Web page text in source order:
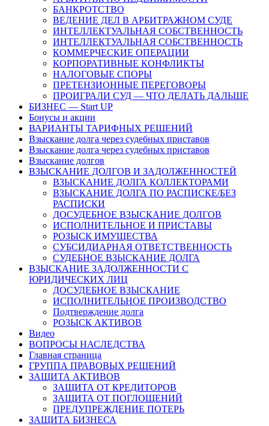
БАНКРОТСТВО
ВЕДЕНИЕ ДЕЛ В АРБИТРАЖНОМ СУДЕ
ИНТЕЛЛЕКТУАЛЬНАЯ СОБСТВЕННОСТЬ
ИНТЕЛЛЕКТУАЛЬНАЯ СОБСТВЕННОСТЬ
КОММЕРЧЕСКИЕ ОПЕРАЦИИ
КОРПОРАТИВНЫЕ КОНФЛИКТЫ
НАЛОГОВЫЕ СПОРЫ
ПРЕТЕНЗИОННЫЕ ПЕРЕГОВОРЫ
ПРОИГРАЛИ СУД — ЧТО ДЕЛАТЬ ДАЛЬШЕ
БИЗНЕС — Start UP
Бонусы и акции
ВАРИАНТЫ ТАРИФНЫХ РЕШЕНИЙ
Взыскание долга через судебных приставов
Взыскание долга через судебных приставов
Взыскание долгов
ВЗЫСКАНИЕ ДОЛГОВ И ЗАДОЛЖЕННОСТЕЙ
ВЗЫСКАНИЕ ДОЛГА КОЛЛЕКТОРАМИ
ВЗЫСКАНИЕ ДОЛГА ПО РАСПИСКЕ/БЕЗ
РАСПИСКИ
ДОСУДЕБНОЕ ВЗЫСКАНИЕ ДОЛГОВ
ИСПОЛНИТЕЛЬНОЕ И ПРИСТАВЫ
РОЗЫСК ИМУЩЕСТВА
СУБСИДИАРНАЯ ОТВЕТСТВЕННОСТЬ
СУДЕБНОЕ ВЗЫСКАНИЕ ДОЛГА
ВЗЫСКАНИЕ ЗАДОЛЖЕННОСТИ С
ЮРИДИЧЕСКИХ ЛИЦ
ДОСУДЕБНОЕ ВЗЫСКАНИЕ
ИСПОЛНИТЕЛЬНОЕ ПРОИЗВОДСТВО
Подтверждение долга
РОЗЫСК АКТИВОВ
Видео
ВОПРОСЫ НАСЛЕДСТВА
Главная страница
ГРУППА ПРАВОВЫХ РЕШЕНИЙ
ЗАЩИТА АКТИВОВ
ЗАЩИТА ОТ КРЕДИТОРОВ
ЗАЩИТА ОТ ПОГЛОЩЕНИЙ
ПРЕДУПРЕЖДЕНИЕ ПОТЕРЬ
ЗАЩИТА БИЗНЕСА